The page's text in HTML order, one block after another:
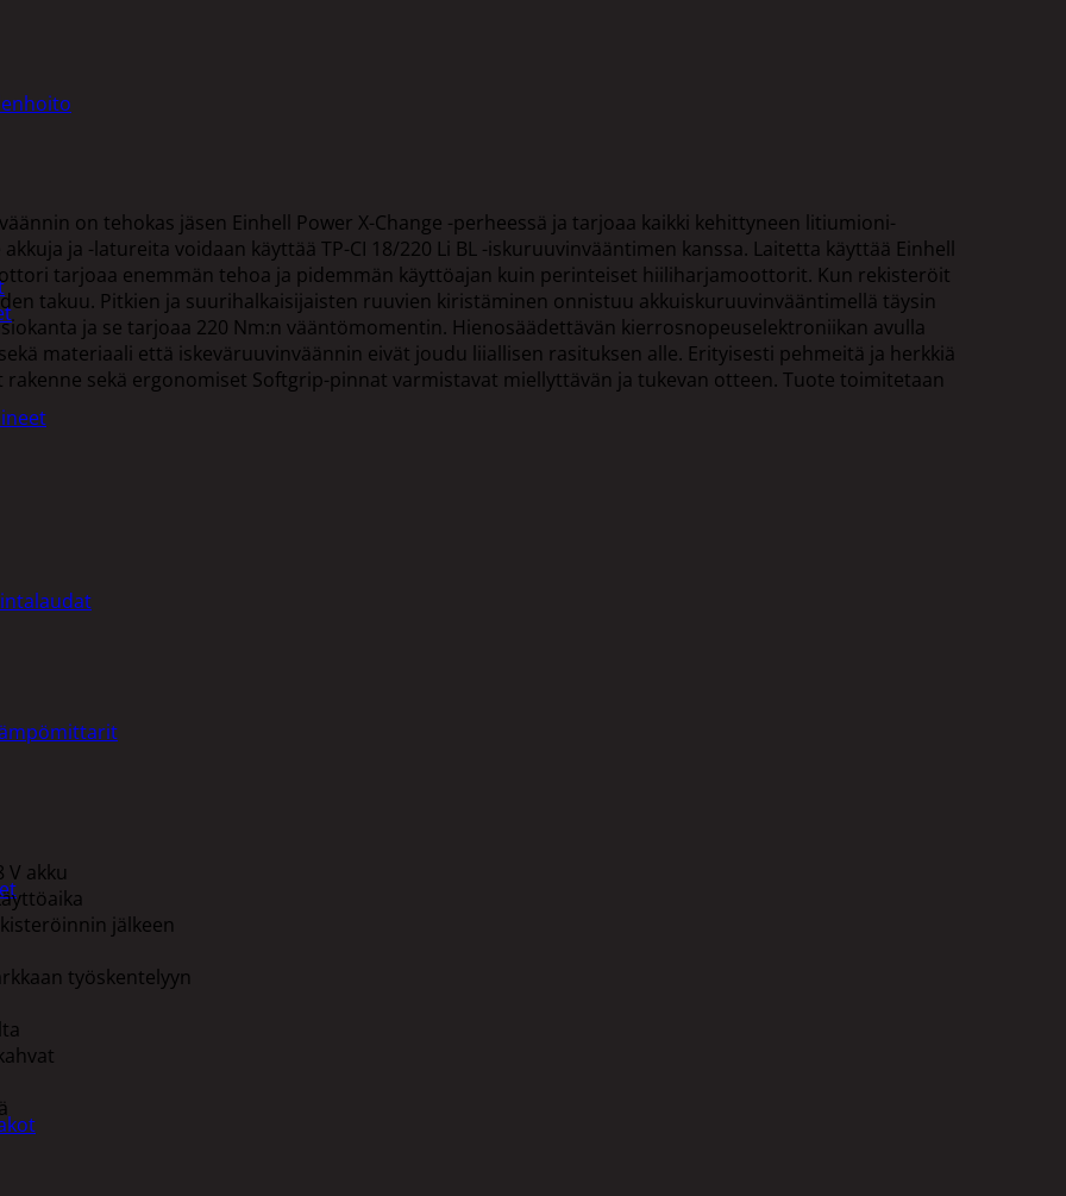
on tehokas jäsen Einhell Power X-Change -perheessä ja tarjoaa kaikki kehittyneen litiumioni-
ja -latureita voidaan käyttää TP-CI 18/220 Li BL -iskuruuvinvääntimen kanssa. Laitetta käyttää Einhell
tarjoaa enemmän tehoa ja pidemmän käyttöajan kuin perinteiset hiiliharjamoottorit. Kun rekisteröit
takuu. Pitkien ja suurihalkaisijaisten ruuvien kiristäminen onnistuu akkuiskuruuvinvääntimellä täysin
ja se tarjoaa 220 Nm:n vääntömomentin. Hienosäädettävän kierrosnopeuselektroniikan avulla
materiaali että iskeväruuvinväännin eivät joudu liiallisen rasituksen alle. Erityisesti pehmeitä ja herkkiä
rakenne sekä ergonomiset Softgrip-pinnat varmistavat miellyttävän ja tukevan otteen. Tuote toimitetaan
V akku
jälkeen
työskentelyyn